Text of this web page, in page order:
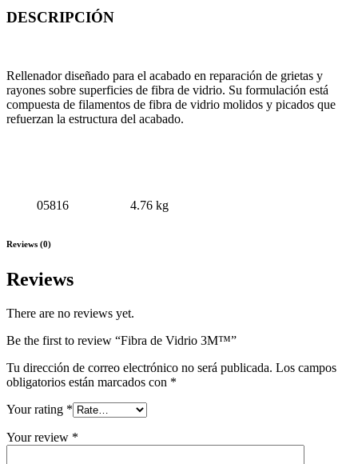
DESCRIPCIÓN
Rellenador diseñado para el acabado en reparación de grietas y
rayones sobre superficies de fibra de vidrio. Su formulación está
compuesta de filamentos de fibra de vidrio molidos y picados que
refuerzan la estructura del acabado.
05816
4.76 kg
Reviews (0)
Reviews
There are no reviews yet.
Be the first to review “Fibra de Vidrio 3M™”
Tu dirección de correo electrónico no será publicada. Los campos
obligatorios están marcados con *
Your rating *
Your review *